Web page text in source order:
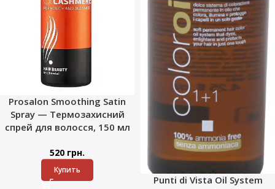
Prosalon Smoothing Satin
Spray — Термозахисний
спрей для волосся, 150 мл
520 грн.
Купить
Punti di Vista Oil System